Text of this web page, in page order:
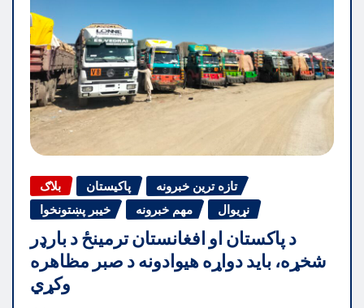
بلاګ پاکیستان
تازه ترین خبرونه
خیبر پښتونخوا
مهم خبرونه نړیوال
د پاکستان او افغانستان ترمینځ د بارډر
شخړه، باید دواړه هیوادونه د صبر مظاهره
وکړي